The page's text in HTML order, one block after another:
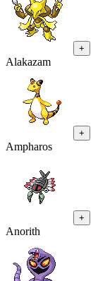
+
Alakazam
+
Ampharos
+
Anorith